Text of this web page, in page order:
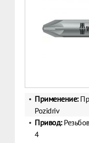
Применение:
Pozidriv
Привод:
4